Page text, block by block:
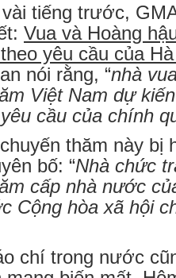
tiếng trước,
Vua và Hoàng
yêu cầu của
nói rằng, “nhà
Việt Nam dự
cầu của chính
thăm này bị
bố: “Nhà chức
cấp nhà nước
Cộng hòa xã hội
chí trong nước